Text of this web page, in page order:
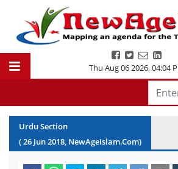
Thu Aug 06 2026,04:04
Urdu Section
(26 Jun2018, NewAgeIslam.Com)